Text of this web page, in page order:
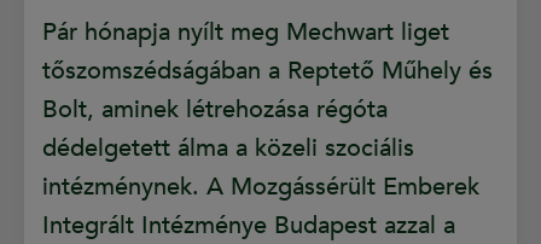
Pár hónapja nyílt meg Mechwart liget
tőszomszédságában a Reptető Műhely és
Bolt, aminek létrehozása régóta
dédelgetett álma a közeli szociális
intézménynek. A Mozgássérült Emberek
Integrált Intézménye Budapest azzal a